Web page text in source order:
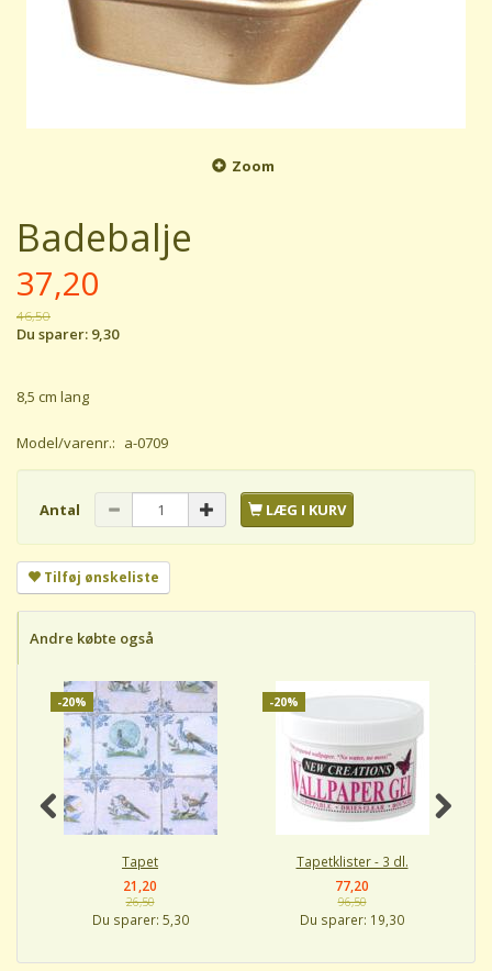
Zoom
Badebalje
37,20
46,50
Du sparer: 9,30
8,5 cm lang
Model/varenr.: a-0709
Antal LÆG I KURV
Tilføj ønskeliste
Andre købte også
-20%
Tapet
21,20
26,50
Du sparer: 5,30
-20%
Tapetklister - 3 dl.
77,20
96,50
Du sparer: 19,30